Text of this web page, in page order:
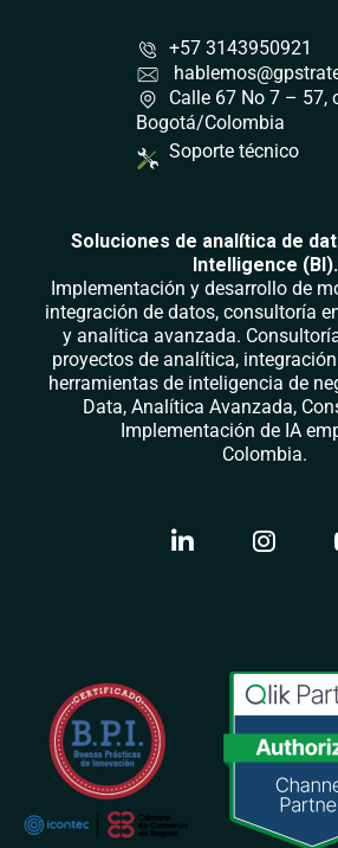
+57 3143950921
Calle 67 No 7 – 57,
Bogotá/Colombia
Soporte técnico
Soluciones de analítica de
Intelligence (BI).
Implementación y desarrollo de
integración de datos, consultoría
y analítica avanzada.
proyectos de analítica,
herramientas de inteligencia de
Data, Analítica Avanzada,
Implementación de IA
Colombia.